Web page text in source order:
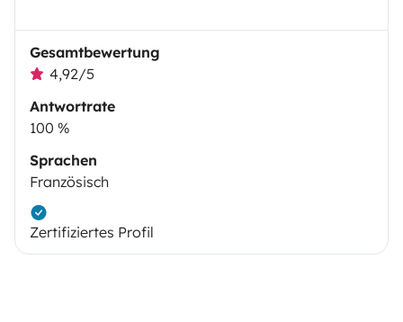
Gesamtbewertung
4,92/5
Antwortrate
100 %
Sprachen
Französisch
Zertifiziertes Profil